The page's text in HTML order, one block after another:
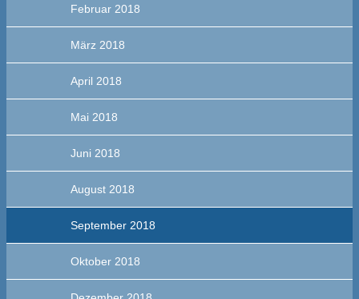
Februar 2018
März 2018
April 2018
Mai 2018
Juni 2018
August 2018
September 2018
Oktober 2018